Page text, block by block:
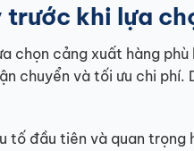
trước khi lựa
chọn cảng xuất hàng
chuyển và tối ưu chi
tố đầu tiên và quan trọng